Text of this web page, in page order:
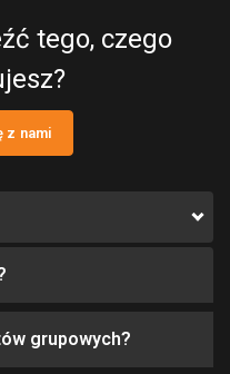
tego, czego
z nami
grupowych?